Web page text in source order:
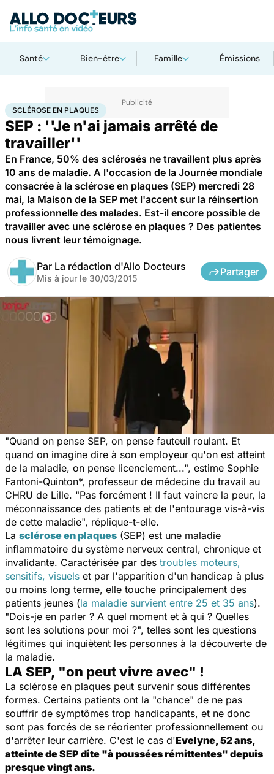
Santé Bien-être Famille Émissions
AccueilSantéMaladiesSclérose en plaques
SCLÉROSE EN PLAQUES
SEP : ''Je n'ai jamais arrêté de
travailler''
En France, 50% des sclérosés ne travaillent plus après
10 ans de maladie. A l'occasion de la Journée mondiale
consacrée à la sclérose en plaques (SEP) mercredi 28
mai, la Maison de la SEP met l'accent sur la réinsertion
professionnelle des malades. Est-il encore possible de
travailler avec une sclérose en plaques ? Des patientes
nous livrent leur témoignage.
Par La rédaction d'Allo Docteurs
Mis à jour le 30/03/2015
Partager
"Quand on pense SEP, on pense fauteuil roulant. Et
quand on imagine dire à son employeur qu'on est atteint
de la maladie, on pense licenciement...", estime Sophie
Fantoni-Quinton*, professeur de médecine du travail au
CHRU de Lille. "Pas forcément ! Il faut vaincre la peur, la
méconnaissance des patients et de l'entourage vis-à-vis
de cette maladie", réplique-t-elle.
La sclérose en plaques (SEP) est une maladie
inflammatoire du système nerveux central, chronique et
invalidante. Caractérisée par des troubles moteurs,
sensitifs, visuels et par l'apparition d'un handicap à plus
ou moins long terme, elle touche principalement des
patients jeunes (la maladie survient entre 25 et 35 ans).
"Dois-je en parler ? A quel moment et à qui ? Quelles
sont les solutions pour moi ?", telles sont les questions
légitimes qui inquiètent les personnes à la découverte de
la maladie.
LA SEP, "on peut vivre avec" !
La sclérose en plaques peut survenir sous différentes
formes. Certains patients ont la "chance" de ne pas
souffrir de symptômes trop handicapants, et ne donc
sont pas forcés de se réorienter professionnellement ou
d'arrêter leur carrière. C'est le cas d'Evelyne, 52 ans,
atteinte de SEP dite "à poussées rémittentes" depuis
presque vingt ans.